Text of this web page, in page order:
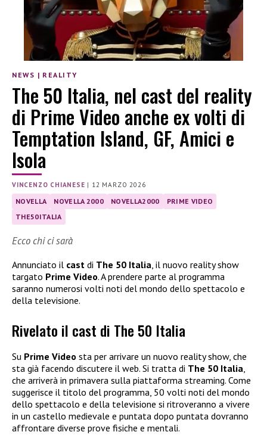
NEWS | REALITY
The 50 Italia, nel cast del reality
di Prime Video anche ex volti di
Temptation Island, GF, Amici e
Isola
VINCENZO CHIANESE | 12 MARZO 2026
NOVELLA NOVELLA 2000 NOVELLA2000
PRIME VIDEO
THE50ITALIA
Ecco chi ci sarà
Annunciato il cast di The 50 Italia, il nuovo reality show
targato Prime Video. A prendere parte al programma
saranno numerosi volti noti del mondo dello spettacolo e
della televisione.
Rivelato il cast di The 50 Italia
Su Prime Video sta per arrivare un nuovo reality show, che
sta già facendo discutere il web. Si tratta di The 50 Italia,
che arriverà in primavera sulla piattaforma streaming. Come
suggerisce il titolo del programma, 50 volti noti del mondo
dello spettacolo e della televisione si ritroveranno a vivere
in un castello medievale e puntata dopo puntata dovranno
affrontare diverse prove fisiche e mentali.